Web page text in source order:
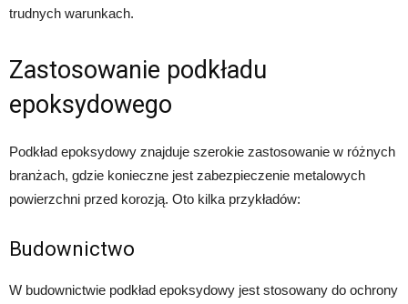
trudnych warunkach.
Zastosowanie podkładu
epoksydowego
Podkład epoksydowy znajduje szerokie zastosowanie w różnych
branżach, gdzie konieczne jest zabezpieczenie metalowych
powierzchni przed korozją. Oto kilka przykładów:
Budownictwo
W budownictwie podkład epoksydowy jest stosowany do ochrony